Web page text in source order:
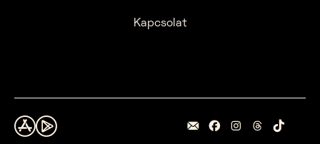
Kapcsolat